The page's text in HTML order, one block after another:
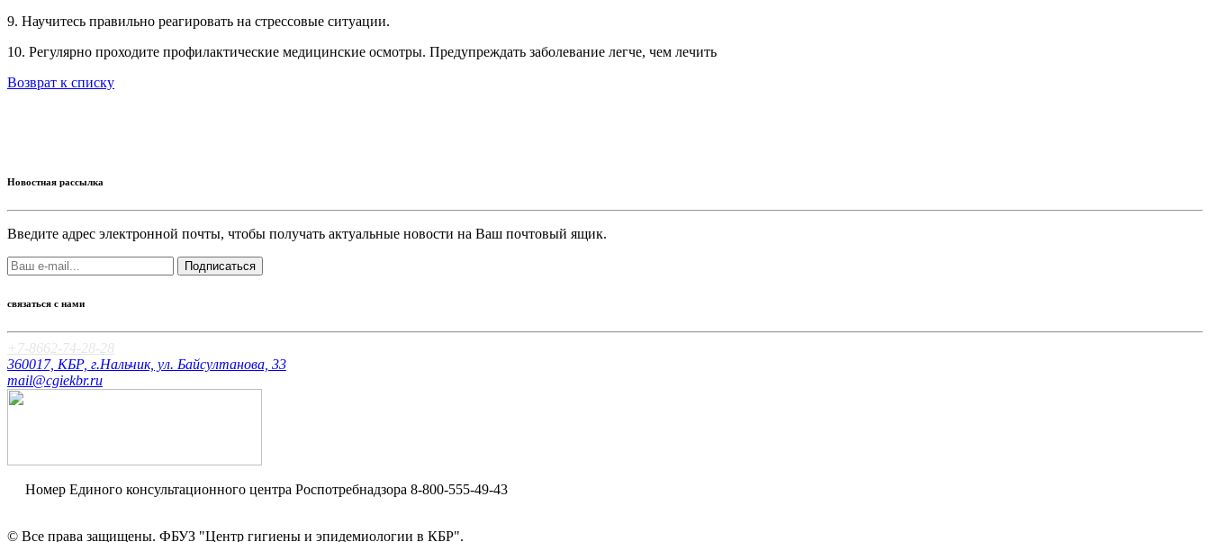
9. Научитесь правильно реагировать на стрессовые ситуации.
10. Регулярно проходите профилактические медицинские осмотры. Предупреждать заболевание легче, чем лечить
Возврат к списку
Новостная рассылка
Введите адрес электронной почты, чтобы получать актуальные новости на Ваш почтовый ящик.
Подписаться
связаться с нами
+7-8662-74-28-28
360017, КБР, г.Нальчик, ул. Байсултанова, 33
mail@cgiekbr.ru
Номер Единого консультационного центра Роспотребнадзора 8-800-555-49-43
© Все права защищены. ФБУЗ "Центр гигиены и эпидемиологии в КБР".